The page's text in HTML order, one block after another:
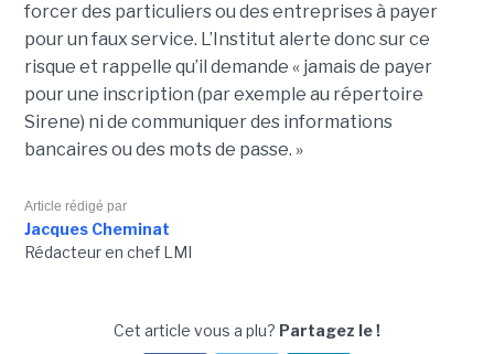
forcer des particuliers ou des entreprises à payer
pour un faux service. L’Institut alerte donc sur ce
risque et rappelle qu’il demande « jamais de payer
pour une inscription (par exemple au répertoire
Sirene) ni de communiquer des informations
bancaires ou des mots de passe. »
Article rédigé par
Jacques Cheminat
Rédacteur en chef LMI
Cet article vous a plu? Partagez le !